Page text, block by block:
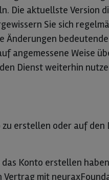
Die aktuellste Version
Sie sich
Änderungen
angemessene Weise
Dienst weiterhin
erstellen oder auf
Konto erstellen
Vertrag mit